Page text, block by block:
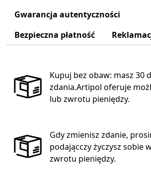
Gwarancja autentyczności
Bezpieczna płatność
Kupuj bez obaw: masz 30
zdania.Artipol oferuje
lub zwrotu pieniędzy.
Gdy zmienisz zdanie,
podającczy życzysz sobie
zwrotu pieniędzy.